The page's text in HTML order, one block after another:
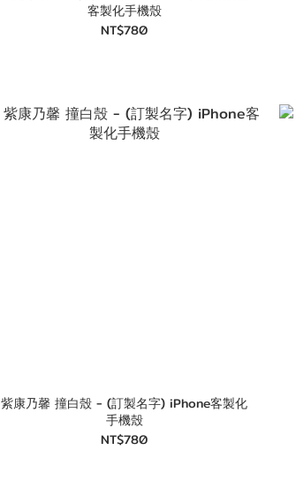
客製化手機殼
NT$780
紫康乃馨 撞白殼 - (訂製名字) iPhone客製化
手機殼
NT$780